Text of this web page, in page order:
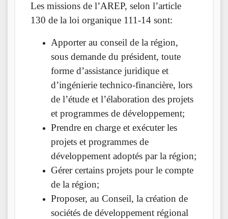
Les missions de l’AREP, selon l’article
130 de la loi organique 111-14 sont:
Apporter au conseil de la région,
sous demande du président, toute
forme d’assistance juridique et
d’ingénierie technico-financière, lors
de l’étude et l’élaboration des projets
et programmes de développement;
Prendre en charge et exécuter les
projets et programmes de
développement adoptés par la région;
Gérer certains projets pour le compte
de la région;
Proposer, au Conseil, la création de
sociétés de développement régional